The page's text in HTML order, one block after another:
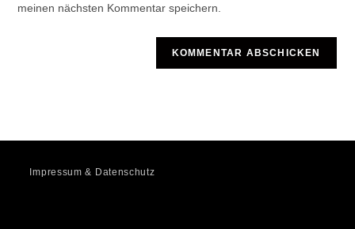
ein
meinen nächsten Kommentar speichern.
Impressum & Datenschutz